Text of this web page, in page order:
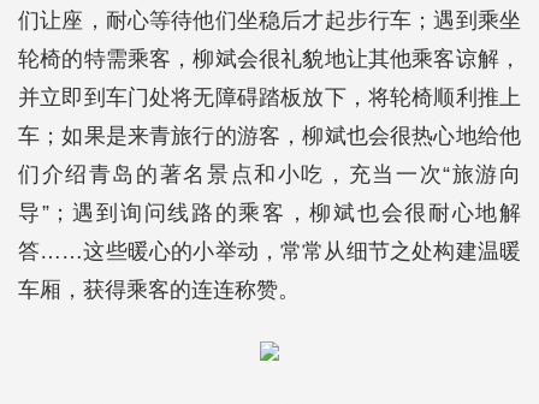
们让座，耐心等待他们坐稳后才起步行车；遇到乘坐
轮椅的特需乘客，柳斌会很礼貌地让其他乘客谅解，
并立即到车门处将无障碍踏板放下，将轮椅顺利推上
车；如果是来青旅行的游客，柳斌也会很热心地给他
们介绍青岛的著名景点和小吃，充当一次“旅游向
导”；遇到询问线路的乘客，柳斌也会很耐心地解
答……这些暖心的小举动，常常从细节之处构建温暖
车厢，获得乘客的连连称赞。